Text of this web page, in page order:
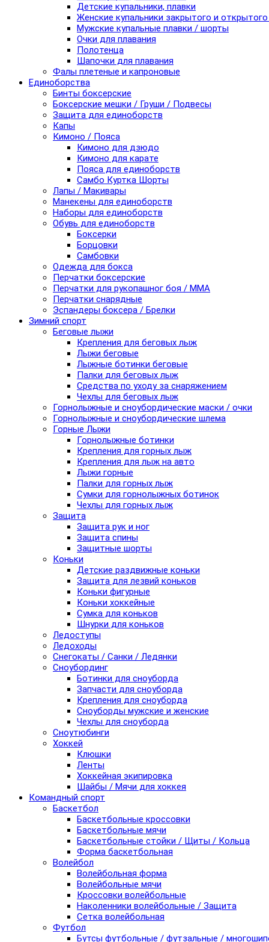
Детские купальники, плавки
Женские купальники закрытого и
Мужские купальные плавки / шорты
Очки для плавания
Полотенца
Шапочки для плавания
Фалы плетеные и капроновые
Единоборства
Бинты боксерские
Боксерские мешки / Груши / Подвесы
Защита для единоборств
Капы
Кимоно / Пояса
Кимоно для дзюдо
Кимоно для карате
Пояса для единоборств
Самбо Куртка Шорты
Лапы / Макивары
Манекены для единоборств
Наборы для единоборств
Обувь для единоборств
Боксерки
Борцовки
Самбовки
Одежда для бокса
Перчатки боксерские
Перчатки для рукопашног боя / ММА
Перчатки снарядные
Эспандеры боксера / Брелки
Зимний спорт
Беговые лыжи
Крепления для беговых лыж
Лыжи беговые
Лыжные ботинки беговые
Палки для беговых лыж
Средства по уходу за снаряжением
Чехлы для беговых лыж
Горнолыжные и сноубордические маски / очки
Горнолыжные и сноубордические шлема
Горные Лыжи
Горнолыжные ботинки
Крепления для горных лыж
Крепления для лыж на авто
Лыжи горные
Палки для горных лыж
Сумки для горнолыжных ботинок
Чехлы для горных лыж
Защита
Защита рук и ног
Защита спины
Защитные шорты
Коньки
Детские раздвижные коньки
Защита для лезвий коньков
Коньки фигурные
Коньки хоккейные
Сумка для коньков
Шнурки для коньков
Ледоступы
Ледоходы
Снегокаты / Санки / Ледянки
Сноубординг
Ботинки для сноуборда
Запчасти для сноуборда
Крепления для сноуборда
Сноуборды мужские и женские
Чехлы для сноуборда
Сноутюбинги
Хоккей
Клюшки
Ленты
Хоккейная экипировка
Шайбы / Мячи для хоккея
Командный спорт
Баскетбол
Баскетбольные кроссовки
Баскетбольные мячи
Баскетбольные стойки / Щиты / Кольца
Форма баскетбольная
Волейбол
Волейбольная форма
Волейбольные мячи
Кроссовки волейбольные
Наколенники волейбольные / Защита
Сетка волейбольная
Футбол
Бутсы футбольные / футзальные /